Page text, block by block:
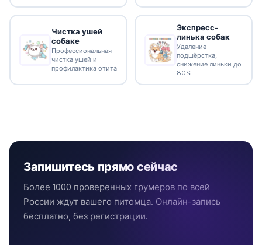
Чистка ушей
собаке
Профессиональная
чистка ушей и
профилактика отита
Экспресс-
линька собак
Удаление
подшёрстка,
снижение линьки до
80%
Запишитесь прямо сейчас
Более 1000 проверенных грумеров по всей
России ждут вашего питомца. Онлайн-запись
бесплатно, без регистрации.